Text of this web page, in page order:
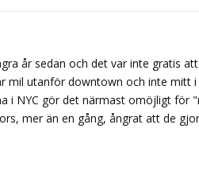
år sedan och det var inte gratis
mil utanför downtown och inte mitt
i NYC gör det närmast omöjligt för
mer än en gång, ångrat att de